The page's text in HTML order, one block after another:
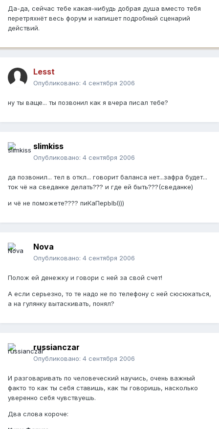
Да-да, сейчас тебе какая-нибудь добрая душа вместо тебя
перетряхнёт весь форум и напишет подробный сценарий
действий.
Lesst
Опубликовано: 4 сентября 2006
ну ты ваще... ты позвонил как я вчера писал тебе?
slimkiss
Опубликовано: 4 сентября 2006
да позвонил... тел в откл... говорит баланса нет...зафра будет...
ток чё на сведанке делать??? и где ей быть???(сведанке)
и чё не поможете???? пиКаПерЫЫ)))
Nova
Опубликовано: 4 сентября 2006
Полож ей денежку и говори с ней за свой счет!
А если серьезно, то те надо не по телефону с ней сюсюкаться,
а на гулянку вытаскивать, понял?
russianczar
Опубликовано: 4 сентября 2006
И разговаривать по человеческий научись, очень важный
факто то как ты себя ставишь, как ты говоришь, насколько
уверенно себя чувствуешь.
Два слова короче: